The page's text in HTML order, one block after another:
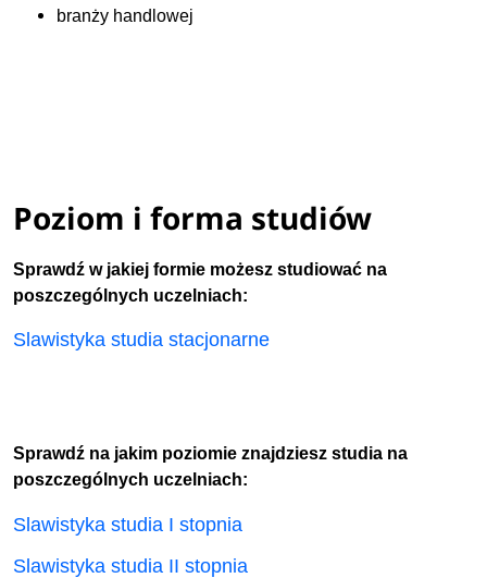
branży handlowej
Poziom i forma studiów
Sprawdź w jakiej formie możesz studiować na
poszczególnych uczelniach:
Slawistyka studia stacjonarne
Sprawdź na jakim poziomie znajdziesz studia na
poszczególnych uczelniach:
Slawistyka studia I stopnia
Slawistyka studia II stopnia